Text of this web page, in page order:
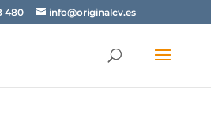
480 info@originalcv.es